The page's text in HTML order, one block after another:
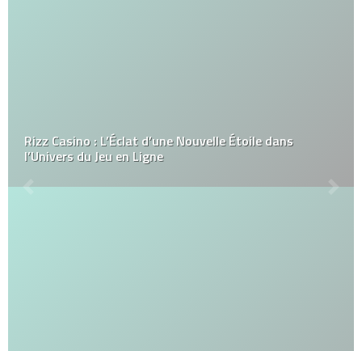
Rizz Casino : L’Éclat d’une Nouvelle Étoile dans
l’Univers du Jeu en Ligne